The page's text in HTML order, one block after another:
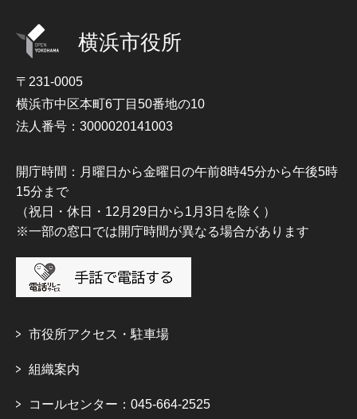
横浜市役所
〒231-0005
横浜市中区本町6丁目50番地の10
法人番号：3000020141003
開庁時間：月曜日から金曜日の午前8時45分から午後5時
15分まで
（祝日・休日・12月29日から1月3日を除く）
※一部の窓口では開庁時間が異なる場合があります
市役所アクセス・駐車場
組織案内
コールセンター：045-664-2525